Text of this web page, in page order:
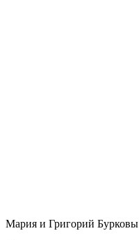
Мария и Григорий Бурковы